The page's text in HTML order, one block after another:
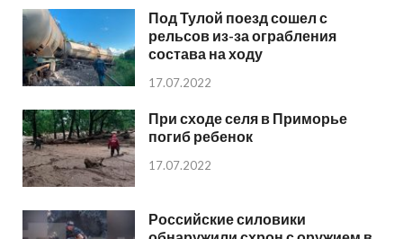
Под Тулой поезд сошел с
рельсов из-за ограбления
состава на ходу
17.07.2022
При сходе селя в Приморье
погиб ребенок
17.07.2022
Российские силовики